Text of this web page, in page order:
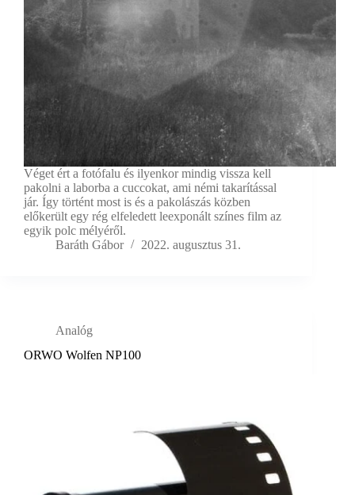
Véget ért a fotófalu és ilyenkor mindig vissza kell
pakolni a laborba a cuccokat, ami némi takarítással
jár. Így történt most is és a pakolászás közben
előkerült egy rég elfeledett leexponált színes film az
egyik polc mélyéről.
Baráth Gábor
2022. augusztus 31.
Analóg
ORWO Wolfen NP100